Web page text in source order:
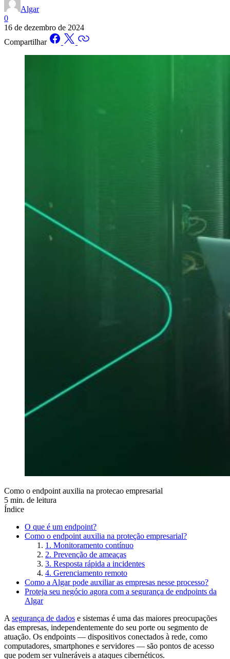
Algar
0
16 de dezembro de 2024
Compartilhar
Como o endpoint auxilia na protecao empresarial
5 min. de leitura
Índice
O que é um endpoint?
Como o endpoint auxilia na proteção empresarial?
1. Monitoramento contínuo
2. Prevenção de ameaças
3. Resposta rápida a incidentes
4. Gerenciamento remoto
Como a Algar pode auxiliar as empresas nesse processo?
Proteja seu negócio agora com a segurança de endpoints da
Algar
A segurança de dados e sistemas é uma das maiores preocupações
das empresas, independentemente do seu porte ou segmento de
atuação. Os endpoints — dispositivos conectados à rede, como
computadores, smartphones e servidores — são pontos de acesso
que podem ser vulneráveis a ataques cibernéticos.